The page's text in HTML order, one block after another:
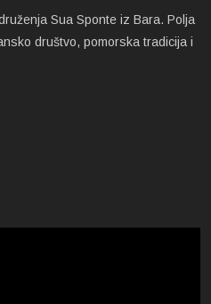
Sua Sponte iz Bara. Polja
društvo, pomorska tradicija i